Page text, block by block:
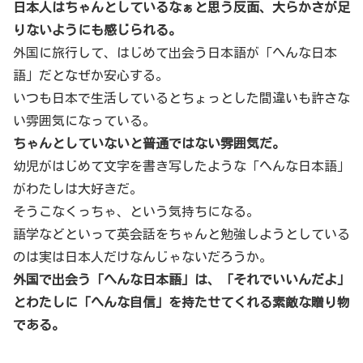
日本人はちゃんとしているなぁと思う反面、大らかさが足
りないようにも感じられる。
外国に旅行して、はじめて出会う日本語が「へんな日本
語」だとなぜか安心する。
いつも日本で生活しているとちょっとした間違いも許さな
い雰囲気になっている。
ちゃんとしていないと普通ではない雰囲気だ。
幼児がはじめて文字を書き写したような「へんな日本語」
がわたしは大好きだ。
そうこなくっちゃ、という気持ちになる。
語学などといって英会話をちゃんと勉強しようとしている
のは実は日本人だけなんじゃないだろうか。
外国で出会う「へんな日本語」は、「それでいいんだよ」
とわたしに「へんな自信」を持たせてくれる素敵な贈り物
である。